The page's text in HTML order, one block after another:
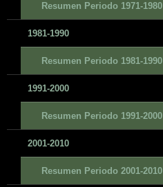
Resumen Periodo 1971-1980
1981-1990
Resumen Periodo 1981-1990
1991-2000
Resumen Periodo 1991-2000
2001-2010
Resumen Periodo 2001-2010